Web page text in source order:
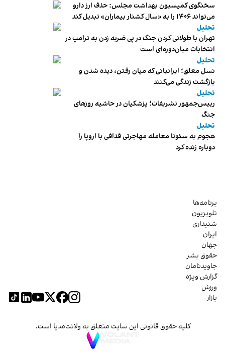
سخنگوی کمیسیون بهداشت مجلس: حذف ارز دارو
می‌تواند ۱۴۰۶ را به «سال کشتار بیماران» تبدیل کند
تحلیل
تهران با طولانی کردن جنگ در پی ضربه زدن به ترامپ در
انتخابات میان‌دوره‌ای است
تحلیل
نسل معلق؛ ایرانیانی که میان رفتن، دیده شدن و
بازگشت زندگی می‌کنند
تحلیل
رییس‌جمهور تشریفات؛ پزشکیان در حاشیه روزهای
جنگ
تحلیل
هجوم به سئوتا معامله مهاجرتی قذافی با اروپا را
دوباره زنده کرد
برنامه‌ها
تلویزیون
شنیداری
ایران
جهان
حقوق بشر
جاویدنامان
گزارش ویژه
ورزش
بازار
کلیه حقوق قانونی این سایت متعلق به ولانت‌مدیا است.